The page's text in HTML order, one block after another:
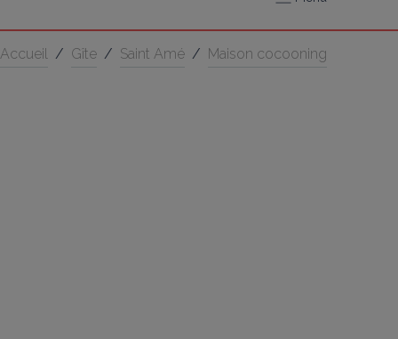
Accueil / Gîte / Saint Amé / Maison cocooning